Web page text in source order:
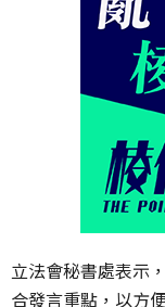
立法會秘書處表示
合發言重點，以方